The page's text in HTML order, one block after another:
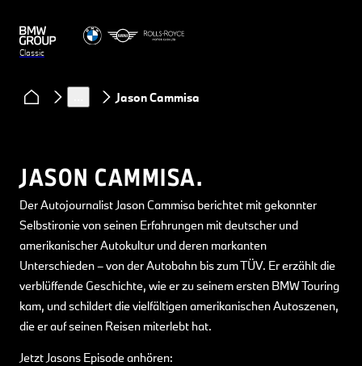
Classic
Clubs & Community
Podcast Classic Heart
Jason Cammisa
JASON CAMMISA.
Der Autojournalist Jason Cammisa berichtet mit gekonnter
Selbstironie von seinen Erfahrungen mit deutscher und
amerikanischer Autokultur und deren markanten
Unterschieden – von der Autobahn bis zum TÜV. Er erzählt die
verblüffende Geschichte, wie er zu seinem ersten BMW Touring
kam, und schildert die vielfältigen amerikanischen Autoszenen,
die er auf seinen Reisen miterlebt hat.
Jetzt Jasons Episode anhören: